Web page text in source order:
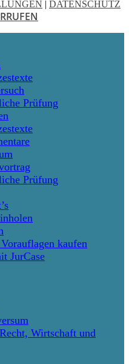
| DATENSCHUTZ
Prüfung
Prüfung
kaufen
JurCase
Wirtschaft und